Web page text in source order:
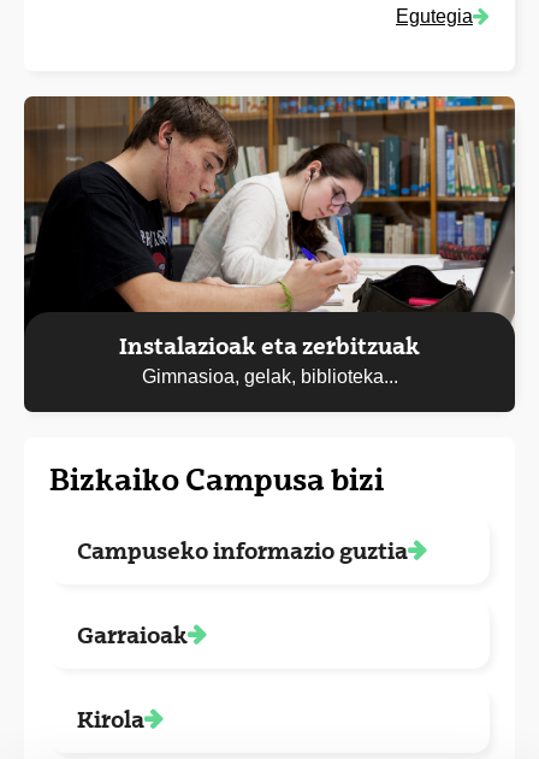
Egutegia
Instalazioak eta zerbitzuak
Gimnasioa, gelak, biblioteka...
Bizkaiko Campusa bizi
Campuseko informazio guztia
Garraioak
Kirola